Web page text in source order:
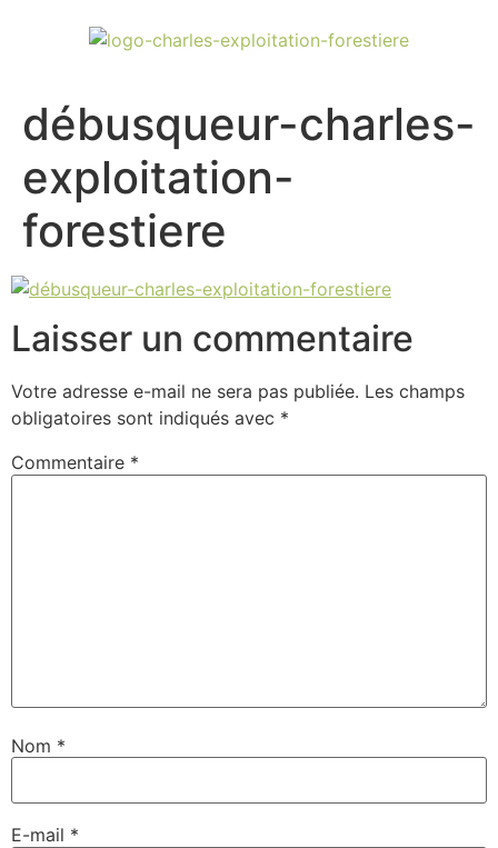
débusqueur-charles-
exploitation-
forestiere
Laisser un commentaire
Votre adresse e-mail ne sera pas publiée. Les champs
obligatoires sont indiqués avec *
Commentaire *
Nom *
E-mail *